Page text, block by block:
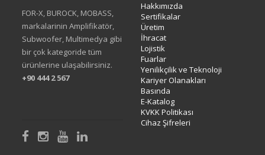
FOR-X, BUROCK, MOBASS,
markalarinin Amplifikatör,
Subwoofer, Multimedya gibi
bir çok kategoride tüm
ürünlerine ulaşabilirsiniz.
+90 444 2 567
Hakkımızda
Sertifikalar
Üretim
İhracat
Lojistik
Fuarlar
Yenilikçilik ve Teknoloji
Kariyer Olanakları
Basında
E-Katalog
KVKK Politikası
Cihaz Şifreleri